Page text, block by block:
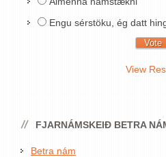
Engu sérstöku, ég datt
View
FJARNÁMSKEIÐ BETRA
Betra nám